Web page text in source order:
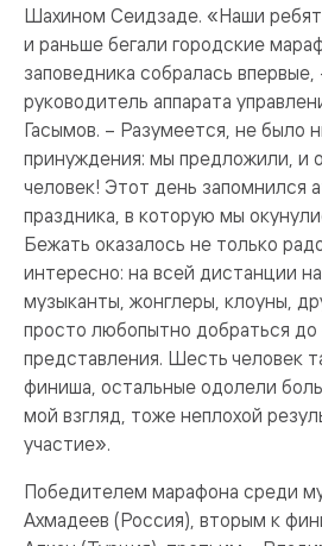
Шахином Сеидзаде. «Наши
и раньше бегали городские
заповедника собралась впервые,
руководитель аппарата
Гасымов. – Разумеется, не было
принуждения: мы предложили, и
человек! Этот день запомнился
праздника, в которую мы
Бежать оказалось не только
интересно: на всей дистанции
музыканты, жонглеры, клоуны,
просто любопытно добраться до
представления. Шесть человек
финиша, остальные одолели
мой взгляд, тоже неплохой
участие».
Победителем марафона среди
Ахмадеев (Россия), вторым к